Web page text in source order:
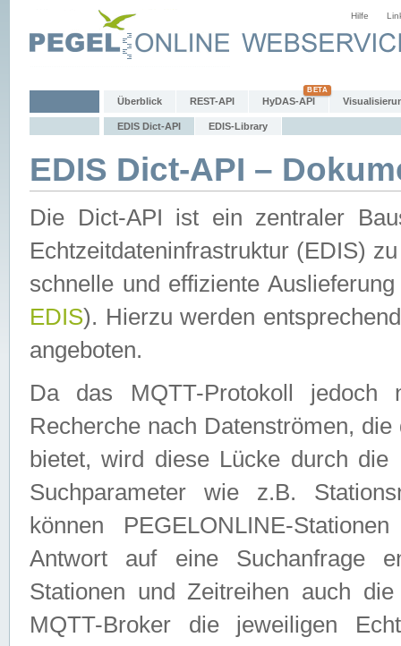
Hilfe
Überblick REST-API HyDAS-API
EDIS Dict-API EDIS-Library
EDIS Dict-API –
Die Dict-API ist ein zentraler
Echtzeitdateninfrastruktur (EDIS)
schnelle und effiziente
EDIS). Hierzu werden
angeboten.
Da das MQTT-Protokoll jedoch
Recherche nach Datenströmen,
bietet, wird diese Lücke durch die
Suchparameter wie z.B.
können PEGELONLINE-
Antwort auf eine Suchanfrage
Stationen und Zeitreihen auch
MQTT-Broker die jeweiligen